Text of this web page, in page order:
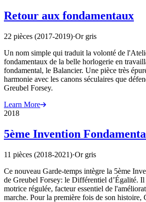
Retour aux fondamentaux
22 pièces (2017-2019)·Or gris
Un nom simple qui traduit la volonté de
fondamentaux de la belle horlogerie en
fondamental, le Balancier. Une pièce très
harmonie avec les canons séculaires que
Greubel Forsey.
Learn More
2018
5ème Invention
11 pièces (2018-2021)·Or gris
Ce nouveau Garde-temps intègre la 5ème
de Greubel Forsey: le Différentiel d’Égalité. Il
motrice régulée, facteur essentiel de
marche. Pour la première fois de son histoire,